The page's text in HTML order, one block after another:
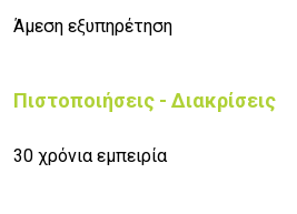
Άμεση εξυπηρέτηση
Πιστοποιήσεις - Διακρίσεις
30 χρόνια εμπειρία